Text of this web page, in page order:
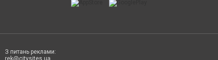
З питань реклами:
rek@citysites.ua